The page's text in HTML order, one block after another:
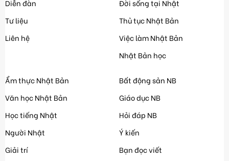
Diễn đàn
Tư liệu
Liên hệ
Đời sống tại Nhật
Thủ tục Nhật Bản
Việc làm Nhật Bản
Nhật Bản học
Ẩm thực Nhật Bản
Văn học Nhật Bản
Học tiếng Nhật
Người Nhật
Giải trí
Bất động sản NB
Giáo dục NB
Hỏi đáp NB
Ý kiến
Bạn đọc viết